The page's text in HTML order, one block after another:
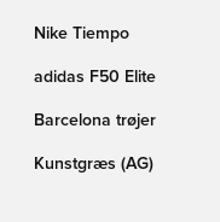
Nike Tiempo
adidas F50 Elite
Barcelona trøjer
Kunstgræs (AG)